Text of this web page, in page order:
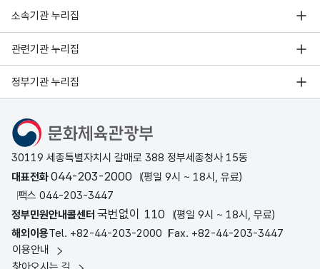
소속기관 누리집
관련기관 누리집
정부기관 누리집
문화체육관광부
30119 세종특별자치시 갈매로 388 정부세종청사 15동
대표전화044-203-2000
(평일 9시 ~ 18시, 유료)
팩스 044-203-3447
정부민원안내콜센터 국번없이 110
(평일 9시 ~ 18시, 무료)
해외이용Tel. +82-44-203-2000 Fax. +82-44-203-3447
이용안내